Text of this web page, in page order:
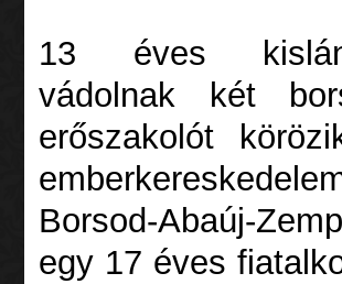
13 éves
vádolnak két
erőszakolót
Borsod-Abaúj-
egy 17 éves